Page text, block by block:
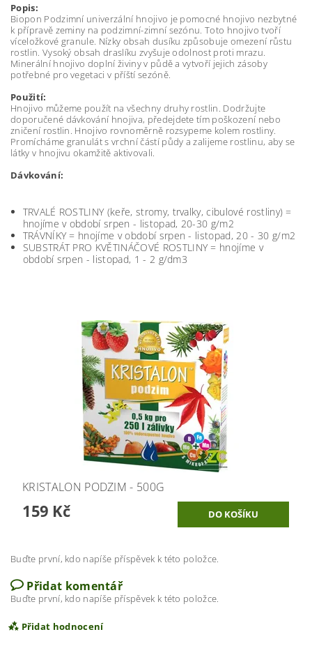
Popis:
Biopon Podzimní univerzální hnojivo je pomocné hnojivo nezbytné
k přípravě zeminy na podzimní-zimní sezónu. Toto hnojivo tvoří
víceložkové granule. Nízky obsah dusíku způsobuje omezení růstu
rostlin. Vysoký obsah draslíku zvyšuje odolnost proti mrazu.
Minerální hnojivo doplní živiny v půdě a vytvoří jejich zásoby
potřebné pro vegetaci v příští sezóně.
Použití:
Hnojivo můžeme použít na všechny druhy rostlin. Dodržujte
doporučené dávkování hnojiva, předejdete tím poškození nebo
zničení rostlin. Hnojivo rovnoměrně rozsypeme kolem rostliny.
Promícháme granulát s vrchní částí půdy a zalijeme rostlinu, aby se
látky v hnojivu okamžitě aktivovali.
Dávkování:
TRVALÉ ROSTLINY (keře, stromy, trvalky, cibulové rostliny) =
hnojíme v období srpen - listopad, 20-30 g/m2
TRÁVNÍKY = hnojíme v období srpen - listopad, 20 - 30 g/m2
SUBSTRÁT PRO KVĚTINÁČOVÉ ROSTLINY = hnojíme v
období srpen - listopad, 1 - 2 g/dm3
KRISTALON PODZIM - 500G
159 Kč
Buďte první, kdo napíše příspěvek k této položce.
Přidat komentář
Buďte první, kdo napíše příspěvek k této položce.
Přidat hodnocení